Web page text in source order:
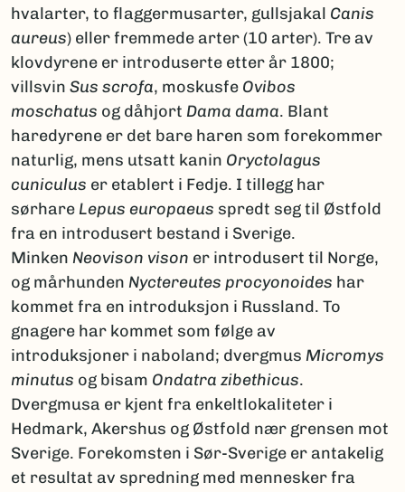
hvalarter, to flaggermusarter, gullsjakal Canis
aureus) eller fremmede arter (10 arter). Tre av
klovdyrene er introduserte etter år 1800;
villsvin Sus scrofa, moskusfe Ovibos
moschatus og dåhjort Dama dama. Blant
haredyrene er det bare haren som forekommer
naturlig, mens utsatt kanin Oryctolagus
cuniculus er etablert i Fedje. I tillegg har
sørhare Lepus europaeus spredt seg til Østfold
fra en introdusert bestand i Sverige.
Minken Neovison vison er introdusert til Norge,
og mårhunden Nyctereutes procyonoides har
kommet fra en introduksjon i Russland. To
gnagere har kommet som følge av
introduksjoner i naboland; dvergmus Micromys
minutus og bisam Ondatra zibethicus.
Dvergmusa er kjent fra enkeltlokaliteter i
Hedmark, Akershus og Østfold nær grensen mot
Sverige. Forekomsten i Sør-Sverige er antakelig
et resultat av spredning med mennesker fra